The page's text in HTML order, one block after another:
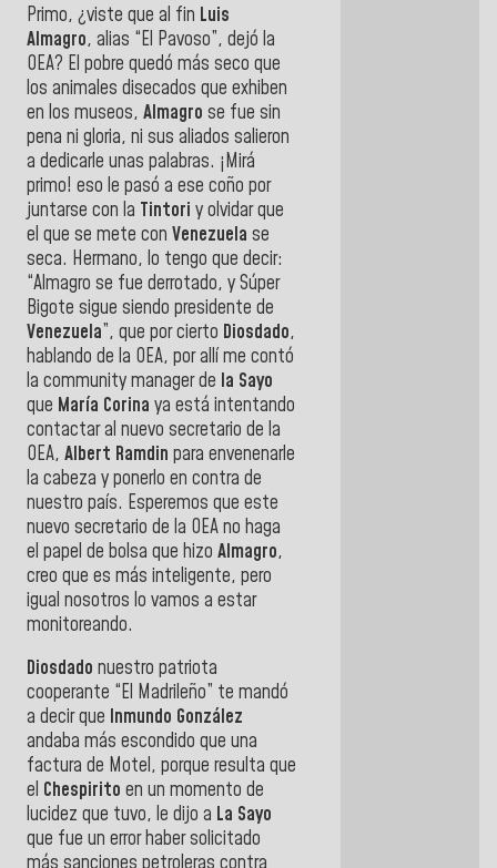
Primo, ¿viste que al fin Luis
Almagro, alias “El Pavoso”, dejó la
OEA? El pobre quedó más seco que
los animales disecados que exhiben
en los museos, Almagro se fue sin
pena ni gloria, ni sus aliados salieron
a dedicarle unas palabras. ¡Mirá
primo! eso le pasó a ese coño por
juntarse con la Tintori y olvidar que
el que se mete con Venezuela se
seca. Hermano, lo tengo que decir:
“Almagro se fue derrotado, y Súper
Bigote sigue siendo presidente de
Venezuela”, que por cierto Diosdado,
hablando de la OEA, por allí me contó
la community manager de la Sayo
que María Corina ya está intentando
contactar al nuevo secretario de la
OEA, Albert Ramdin para envenenarle
la cabeza y ponerlo en contra de
nuestro país. Esperemos que este
nuevo secretario de la OEA no haga
el papel de bolsa que hizo Almagro,
creo que es más inteligente, pero
igual nosotros lo vamos a estar
monitoreando.
Diosdado nuestro patriota
cooperante “El Madrileño” te mandó
a decir que Inmundo González
andaba más escondido que una
factura de Motel, porque resulta que
el Chespirito en un momento de
lucidez que tuvo, le dijo a La Sayo
que fue un error haber solicitado